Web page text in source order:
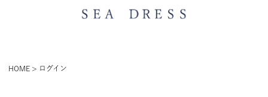
HOME ログイン